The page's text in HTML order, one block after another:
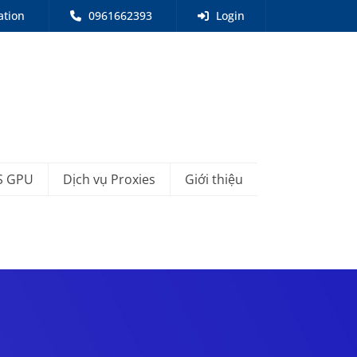
0961662393 Login
GPU Dịch vụ Proxies Giới thiệu